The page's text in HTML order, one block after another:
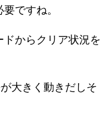
ですね。
からクリア状況を
大きく動きだしそ